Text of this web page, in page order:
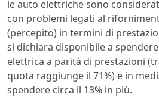
le auto elettriche sono
con problemi legati al
(percepito) in termini di
si dichiara disponibile a
elettrica a parità di prestazioni
quota raggiunge il 71%) e in
spendere circa il 13% in più.